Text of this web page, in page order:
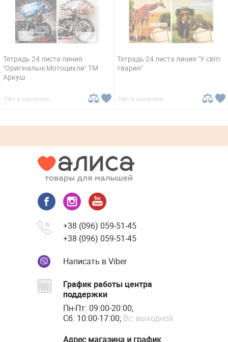
Тетрадь 24 листа линия
"Оригінальні Мотоцикли" ТМ
Аркуш
Нет в наличии
Тетрадь 24 листа линия "У світі
тварин"
Нет в наличии
+38 (096) 059-51-45
+38 (096) 059-51-45
Написать в Viber
График работы центра
поддержки
Пн-Пт: 09:00-20:00;
Сб: 10:00-17:00; Вс: выходной
Адрес магазина и график